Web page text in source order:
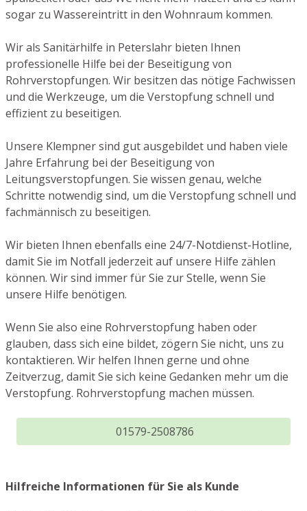
sogar zu Wassereintritt in den Wohnraum kommen.
Wir als Sanitärhilfe in Peterslahr bieten Ihnen
professionelle Hilfe bei der Beseitigung von
Rohrverstopfungen. Wir besitzen das nötige Fachwissen
und die Werkzeuge, um die Verstopfung schnell und
effizient zu beseitigen.
Unsere Klempner sind gut ausgebildet und haben viele
Jahre Erfahrung bei der Beseitigung von
Leitungsverstopfungen. Sie wissen genau, welche
Schritte notwendig sind, um die Verstopfung schnell und
fachmännisch zu beseitigen.
Wir bieten Ihnen ebenfalls eine 24/7-Notdienst-Hotline,
damit Sie im Notfall jederzeit auf unsere Hilfe zählen
können. Wir sind immer für Sie zur Stelle, wenn Sie
unsere Hilfe benötigen.
Wenn Sie also eine Rohrverstopfung haben oder
glauben, dass sich eine bildet, zögern Sie nicht, uns zu
kontaktieren. Wir helfen Ihnen gerne und ohne
Zeitverzug, damit Sie sich keine Gedanken mehr um die
Verstopfung. Rohrverstopfung machen müssen.
01579-2508786
Hilfreiche Informationen für Sie als Kunde